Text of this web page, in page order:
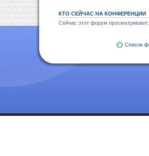
КТО СЕЙЧАС НА КОНФЕРЕНЦИИ
Сейчас этот форум просматривают:
Список